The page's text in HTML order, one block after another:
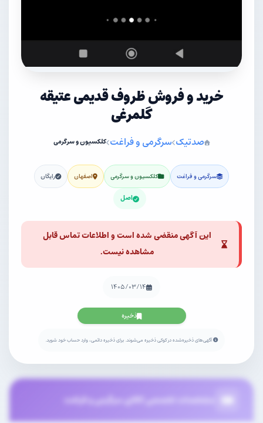
خرید و فروش ظروف قدیمی عتیقه
گلمرغی
صدتیک سرگرمی و فراغت کلکسیون و سرگرمی
سرگرمی و فراغت کلکسیون و سرگرمی اصفهان رایگان
اصل
این آگهی منقضی شده است و اطلاعات تماس قابل
مشاهده نیست.
۱۴۰۵/۰۳/۱۴
ذخیره
آگهی‌های ذخیره‌شده در کوکی ذخیره می‌شوند. برای ذخیره دائمی، وارد حساب خود شوید.
مشخصات تخصصی کالای سرگرمی و فراغت